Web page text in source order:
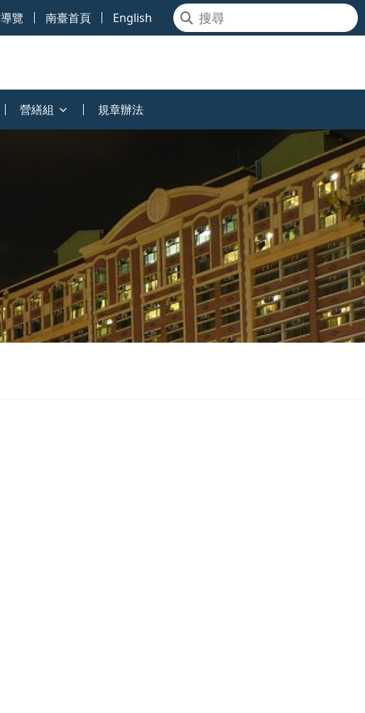
覽 南臺首頁 English
營繕組 規章辦法